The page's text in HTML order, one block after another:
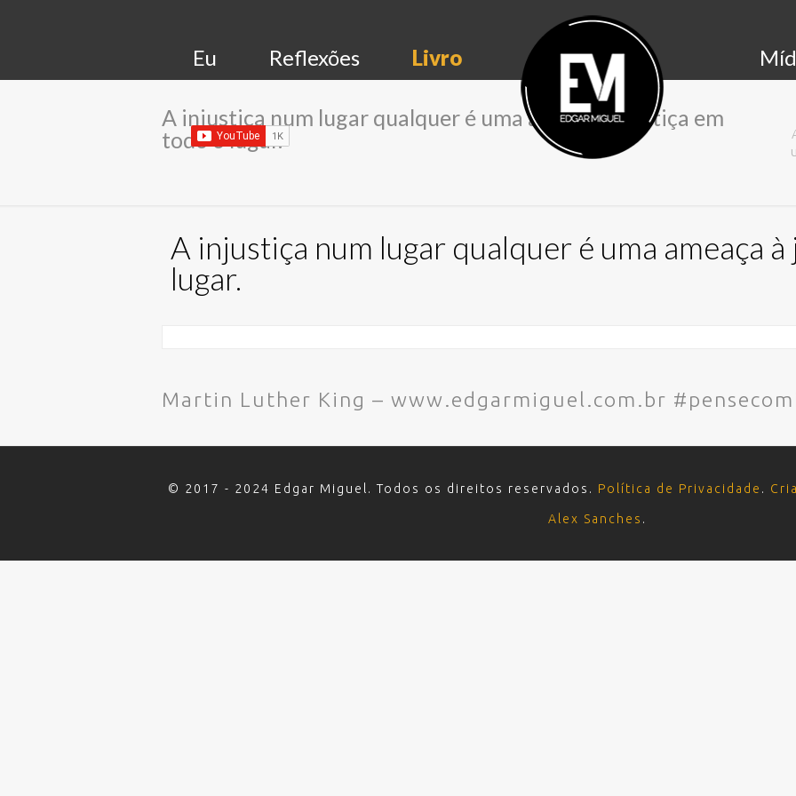
Eu Reflexões Livro
A injustiça num lugar qualquer é uma ameaça à justiça em
todo o lugar.
A injustiça num lugar qualquer é uma ameaça
lugar.
Martin Luther King – www.edgarmiguel.com.br
© 2017 - 2024 Edgar Miguel. Todos os direitos reservados. Política de Privacidade .
Alex Sanches .